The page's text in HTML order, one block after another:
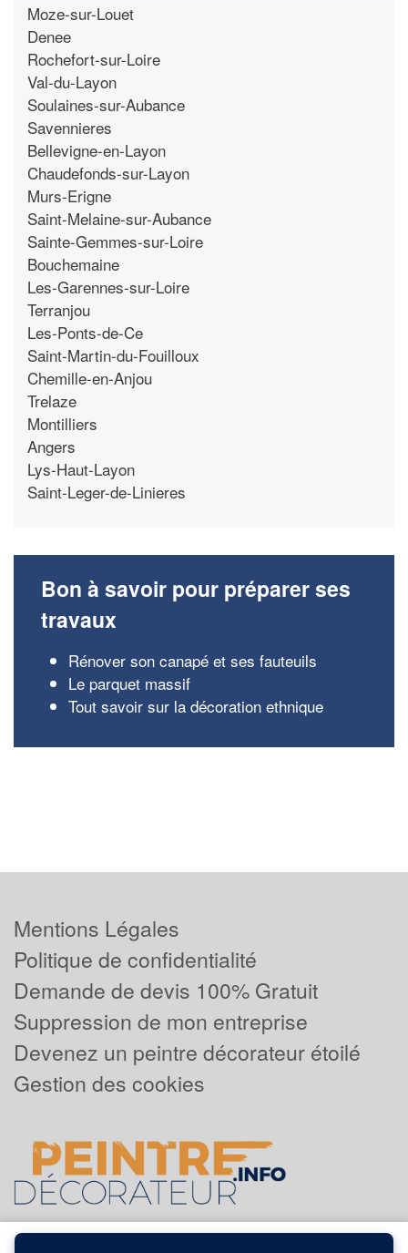
Moze-sur-Louet
Denee
Rochefort-sur-Loire
Val-du-Layon
Soulaines-sur-Aubance
Savennieres
Bellevigne-en-Layon
Chaudefonds-sur-Layon
Murs-Erigne
Saint-Melaine-sur-Aubance
Sainte-Gemmes-sur-Loire
Bouchemaine
Les-Garennes-sur-Loire
Terranjou
Les-Ponts-de-Ce
Saint-Martin-du-Fouilloux
Chemille-en-Anjou
Trelaze
Montilliers
Angers
Lys-Haut-Layon
Saint-Leger-de-Linieres
Bon à savoir pour préparer ses
travaux
Rénover son canapé et ses fauteuils
Le parquet massif
Tout savoir sur la décoration ethnique
Mentions Légales
Politique de confidentialité
Demande de devis 100% Gratuit
Suppression de mon entreprise
Devenez un peintre décorateur étoilé
Gestion des cookies